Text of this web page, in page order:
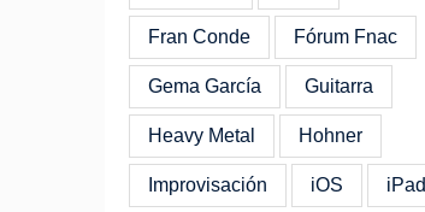
Fran Conde Fórum Fnac
Gema García Guitarra
Heavy Metal Hohner
Improvisación iOS iPad